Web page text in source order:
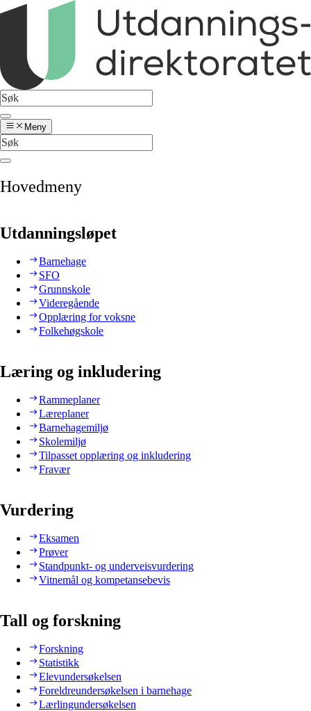
Meny
Hovedmeny
Utdanningsløpet
Barnehage
SFO
Grunnskole
Videregående
Opplæring for voksne
Folkehøgskole
Læring og inkludering
Rammeplaner
Læreplaner
Barnehagemiljø
Skolemiljø
Tilpasset opplæring og inkludering
Fravær
Vurdering
Eksamen
Prøver
Standpunkt- og underveisvurdering
Vitnemål og kompetansebevis
Tall og forskning
Forskning
Statistikk
Elevundersøkelsen
Foreldreundersøkelsen i barnehage
Lærlingundersøkelsen